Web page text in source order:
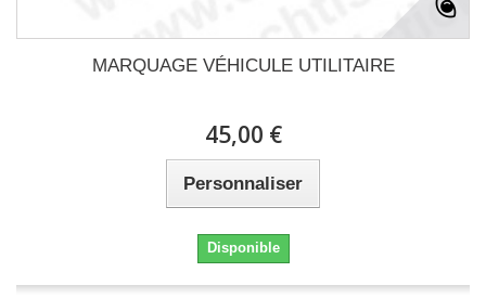
MARQUAGE VÉHICULE UTILITAIRE
45,00 €
Personnaliser
Disponible